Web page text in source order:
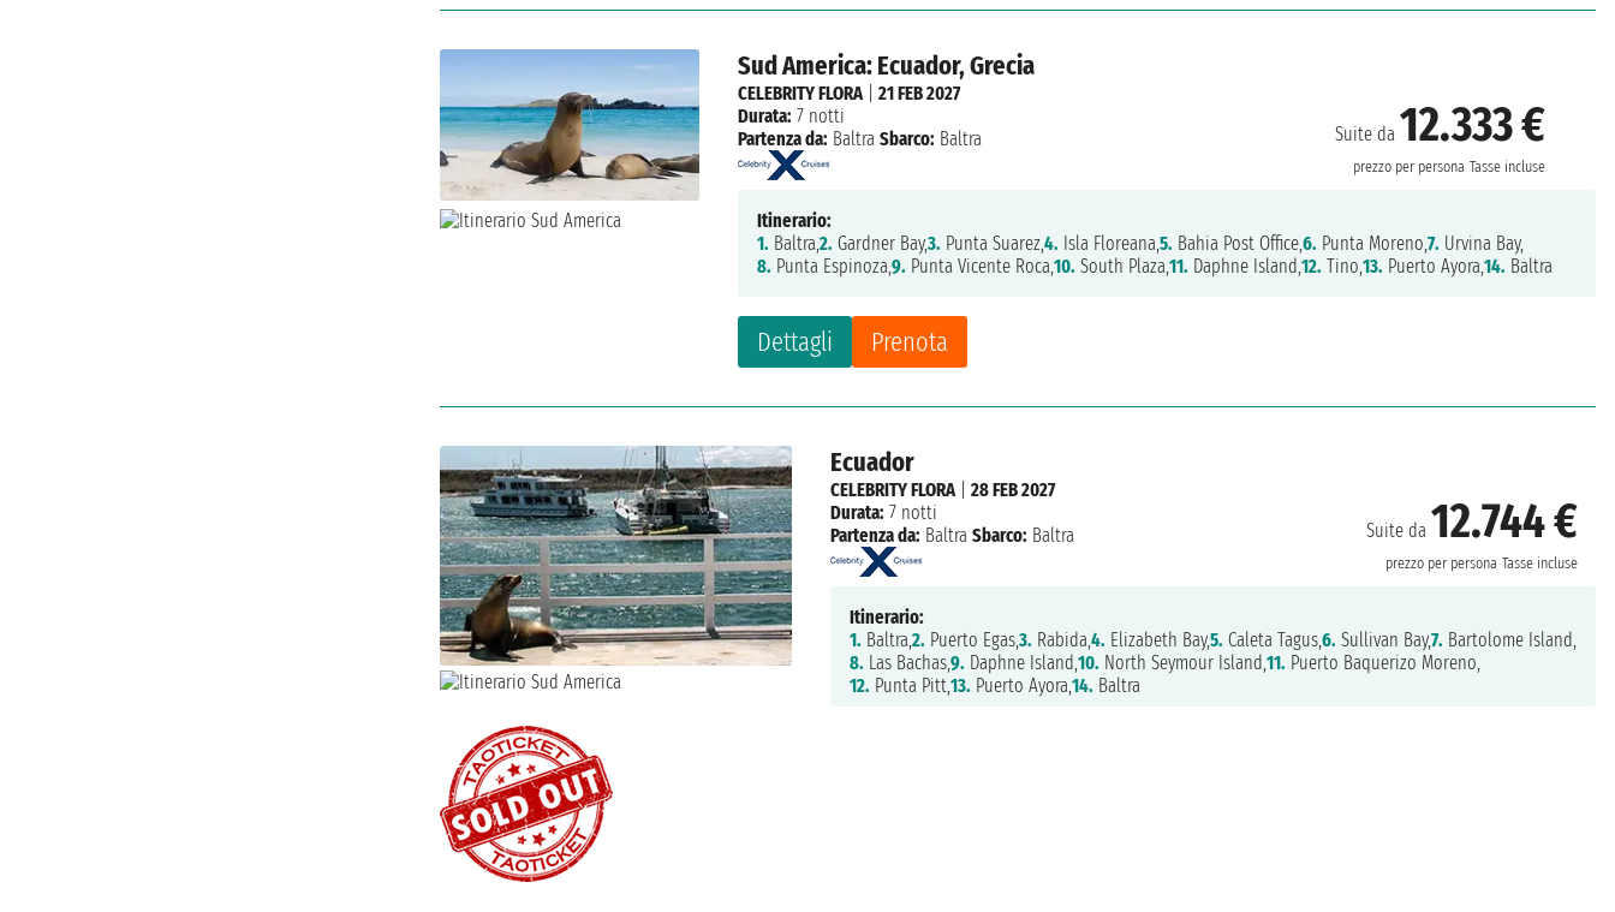
Sud America: Ecuador, Grecia
Suite da 12.333 €
prezzo per persona Tasse incluse
Dettagli Prenota
CELEBRITY FLORA|21 FEB 2027
Durata: 7 notti
Partenza da: Baltra Sbarco: Baltra
Itinerario:
1. Baltra,2. Gardner Bay,3. Punta Suarez,4. Isla Floreana,5. Bahia Post Office,6. Punta Moreno,7. Urvina Bay,
8. Punta Espinoza,9. Punta Vicente Roca,10. South Plaza,11. Daphne Island,12. Tino,13. Puerto Ayora,14. Baltra
Ecuador
Suite da 12.744 €
prezzo per persona Tasse incluse
CELEBRITY FLORA| 28 FEB 2027
Durata: 7 notti
Partenza da: Baltra Sbarco: Baltra
Itinerario:
1. Baltra,2. Puerto Egas,3. Rabida,4. Elizabeth Bay,5. Caleta Tagus,6. Sullivan Bay,7. Bartolome Island,
8. Las Bachas,9. Daphne Island,10. North Seymour Island,11. Puerto Baquerizo Moreno,
12. Punta Pitt,13. Puerto Ayora,14. Baltra